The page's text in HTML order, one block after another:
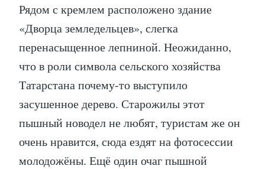
Рядом с кремлем расположено здание
«Дворца земледельцев», слегка
перенасыщенное лепниной. Неожиданно,
что в роли символа сельского хозяйства
Татарстана почему-то выступило
засушенное дерево. Старожилы этот
пышный новодел не любят, туристам же он
очень нравится, сюда ездят на фотосессии
молодожёны. Ещё один очаг пышной